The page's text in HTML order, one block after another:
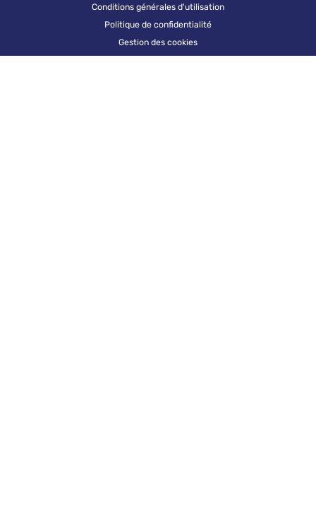
Conditions générales d'utilisation
Politique de confidentialité
Gestion des cookies